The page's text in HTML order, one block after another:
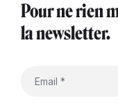
Pour ne rien
la newsletter.